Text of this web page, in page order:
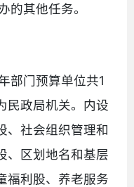
的其他任务。
部门预算单位共1
民政局机关。内设
、社会组织管理和
、区划地名和基层
福利股、养老服务